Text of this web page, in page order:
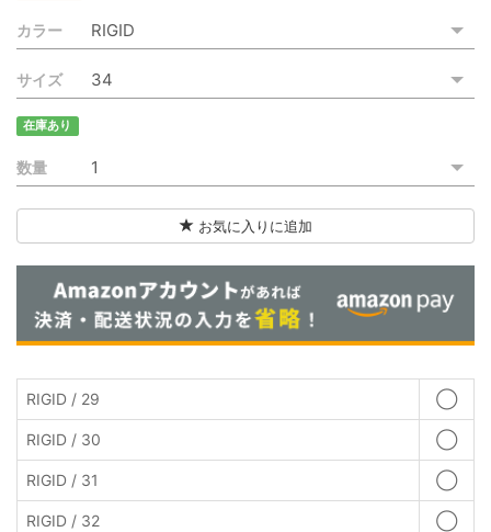
お問い合わせ
カラー
サイズ
在庫あり
数量
お気に入りに追加
RIGID / 29 ◯
RIGID / 30 ◯
RIGID / 31 ◯
RIGID / 32 ◯